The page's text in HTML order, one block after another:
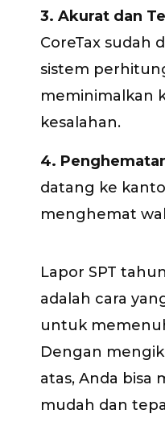
3. Akurat dan
CoreTax sudah
sistem
meminimalkan
kesalahan.
4.
datang ke
menghemat
Lapor SPT
adalah cara
untuk
Dengan
atas, Anda bisa
mudah dan